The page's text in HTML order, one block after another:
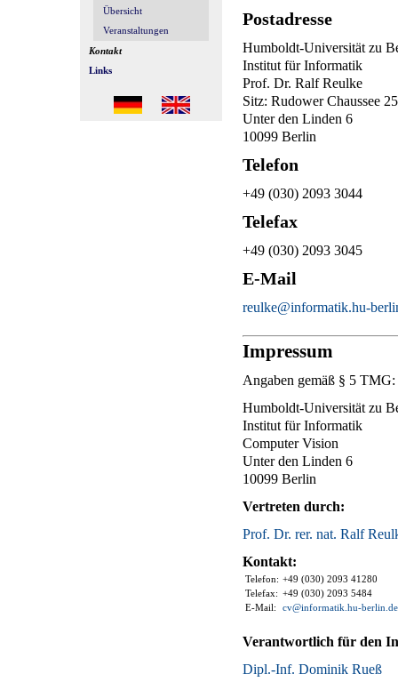
Postadresse
Humboldt-Universität zu
Institut für Informatik
Prof. Dr. Ralf Reulke
Sitz: Rudower Chaussee 25
Unter den Linden 6
10099 Berlin
Telefon
+49 (030) 2093 3044
Telefax
+49 (030) 2093 3045
E-Mail
reulke@informatik.hu-
Impressum
Angaben gemäß § 5 TMG:
Humboldt-Universität zu
Institut für Informatik
Computer Vision
Unter den Linden 6
10099 Berlin
Vertreten durch:
Prof. Dr. rer. nat. Ralf
Kontakt:
Telefon: +49 (030) 2093 41280
Telefax: +49 (030) 2093 5484
E-Mail:
cv@informatik.hu-berlin.de
Verantwortlich für den
Dipl.-Inf. Dominik Rueß
Übersicht
Veranstaltungen
Kontakt
Links